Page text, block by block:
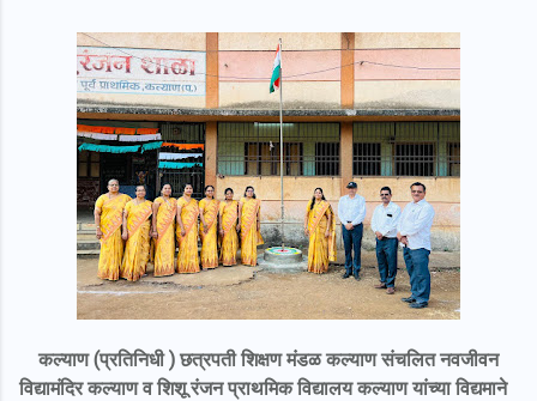
कल्याण (प्रतिनिधी ) छत्रपती शिक्षण मंडळ कल्याण संचलित नवजीवन
विद्यामंदिर कल्याण व शिशू रंजन प्राथमिक विद्यालय कल्याण यांच्या विद्यमाने